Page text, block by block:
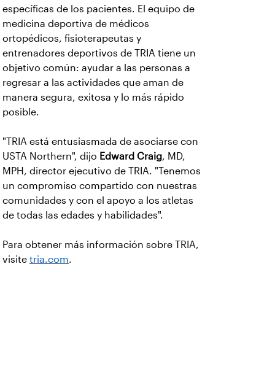
específicas de los pacientes. El equipo de
medicina deportiva de médicos
ortopédicos, fisioterapeutas y
entrenadores deportivos de TRIA tiene un
objetivo común: ayudar a las personas a
regresar a las actividades que aman de
manera segura, exitosa y lo más rápido
posible.
"TRIA está entusiasmada de asociarse con
USTA Northern", dijo Edward Craig, MD,
MPH, director ejecutivo de TRIA. "Tenemos
un compromiso compartido con nuestras
comunidades y con el apoyo a los atletas
de todas las edades y habilidades".
Para obtener más información sobre TRIA,
visite tria.com.